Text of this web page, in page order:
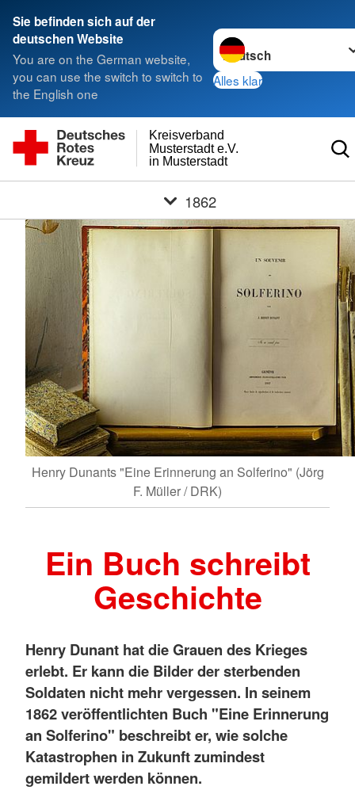
Sie befinden sich auf der
deutschen Website
You are on the German website,
you can use the switch to switch to
the English one
Sprache wechseln zu
Alles klar
in Musterstadt
Musterstadt e.V.
Kreisverband
1862
Henry Dunants "Eine Erinnerung an Solferino" (Jörg
F. Müller / DRK)
Ein Buch schreibt
Geschichte
Henry Dunant hat die Grauen des Krieges
erlebt. Er kann die Bilder der sterbenden
Soldaten nicht mehr vergessen. In seinem
1862 veröffentlichten Buch "Eine Erinnerung
an Solferino" beschreibt er, wie solche
Katastrophen in Zukunft zumindest
gemildert werden können.